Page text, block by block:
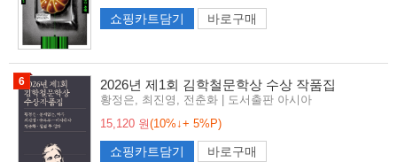
쇼핑카트담기 바로구매
6 2026년 제1회 김학철문학상 수상 작품집
황정은, 최진영, 전춘화 | 도서출판 아시아
15,120 원(10%↓+ 5%P)
쇼핑카트담기 바로구매